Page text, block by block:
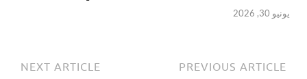
يونيو 30, 2026
PREVIOUS ARTICLE
NEXT ARTICLE